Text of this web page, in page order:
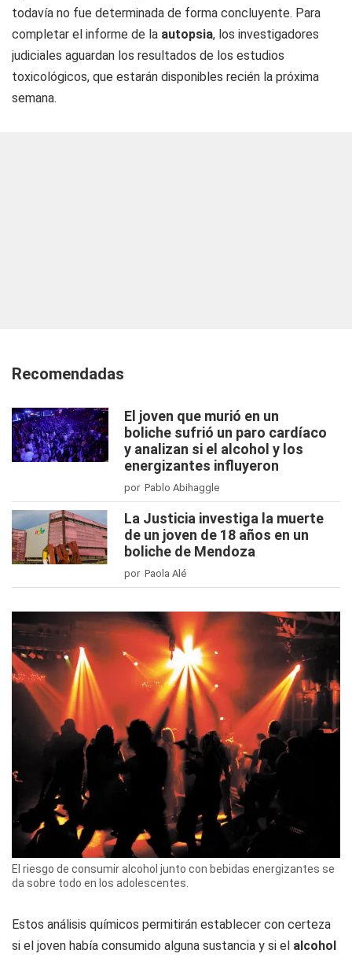
todavía no fue determinada de forma concluyente. Para
completar el informe de la autopsia, los investigadores
judiciales aguardan los resultados de los estudios
toxicológicos, que estarán disponibles recién la próxima
semana.
Recomendadas
El joven que murió en un
boliche sufrió un paro cardíaco
y analizan si el alcohol y los
energizantes influyeron
por Pablo Abihaggle
La Justicia investiga la muerte
de un joven de 18 años en un
boliche de Mendoza
por Paola Alé
El riesgo de consumir alcohol junto con bebidas energizantes se
da sobre todo en los adolescentes.
Estos análisis químicos permitirán establecer con certeza
si el joven había consumido alguna sustancia y si el alcohol